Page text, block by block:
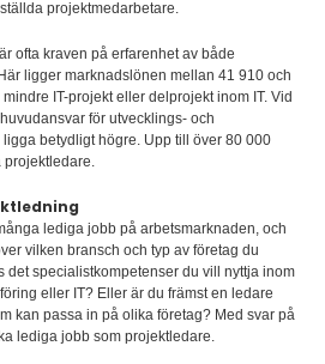
projektmedarbetare.
ofta kraven på erfarenhet av både
ligger marknadslönen mellan 41 910 och
IT-projekt eller delprojekt inom IT. Vid
för utvecklings- och
betydligt högre. Upp till över 80 000
projektledare.
lediga jobb på arbetsmarknaden, och
vilken bransch och typ av företag du
det specialistkompetenser du vill nyttja inom
eller IT? Eller är du främst en ledare
kan passa in på olika företag? Med svar på
lediga jobb som projektledare.